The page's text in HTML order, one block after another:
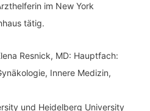
im New York
tätig.
Resnick, MD: Hauptfach:
Innere Medizin,
und Heidelberg University